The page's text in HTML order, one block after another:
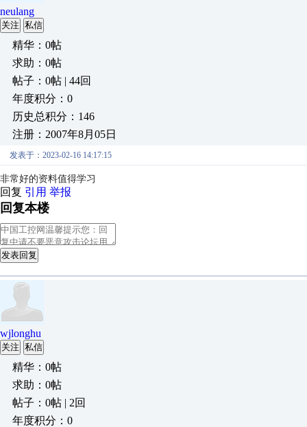
neulang
关注 私信
精华：0帖
求助：0帖
帖子：0帖 | 44回
年度积分：0
历史总积分：146
注册：2007年8月05日
发表于：2023-02-16 14:17:15
非常好的资料值得学习
回复 引用 举报
回复本楼
发表回复
wjlonghu
关注 私信
精华：0帖
求助：0帖
帖子：0帖 | 2回
年度积分：0